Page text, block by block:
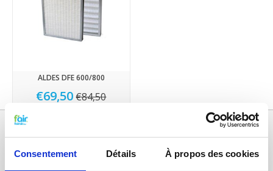
Consentement Détails À propos des cookies
ALDES DFE 600/800
€69,50 €84,50